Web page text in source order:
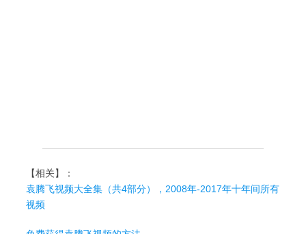
【相关】：
袁腾飞视频大全集（共4部分），2008年-2017年十年间所有
视频